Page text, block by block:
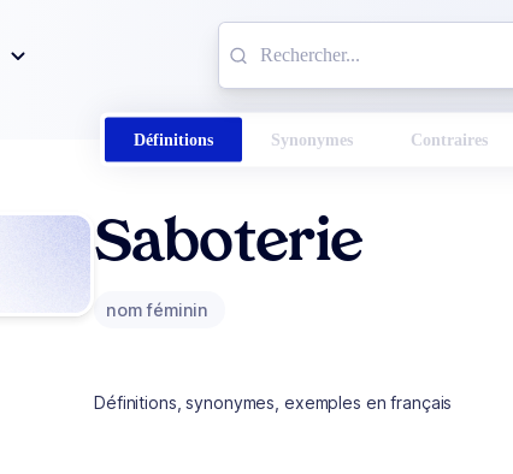
Définitions Synonymes Contraires
Saboterie
nom féminin
Définitions, synonymes, exemples en français